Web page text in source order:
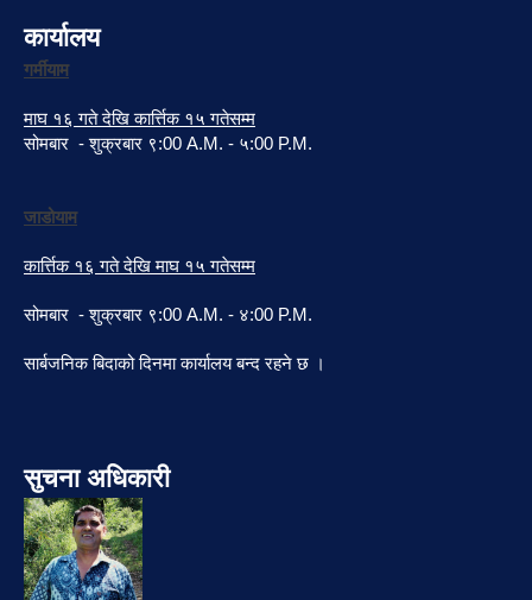
कार्यालय
गर्मीयाम
माघ १६ गते देखि कार्त्तिक १५ गतेसम्म
सोमबार - शुक्रबार ९:00 A.M. - ५:00 P.M.
जाडोयाम
कार्त्तिक १६ गते देखि माघ १५ गतेसम्म
सोमबार - शुक्रबार ९:00 A.M. - ४:00 P.M.
सार्बजनिक बिदाको दिनमा कार्यालय बन्द रहने छ ।
सुचना अधिकारी